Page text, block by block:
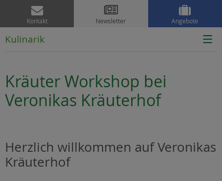

Kontakt

Newsletter

Angebote
Kulinarik
Kräuter Workshop bei
Veronikas Kräuterhof
Herzlich willkommen auf Veronikas
Kräuterhof